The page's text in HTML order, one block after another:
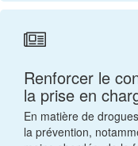
Renforcer le
la prise en
En matière de
la prévention,